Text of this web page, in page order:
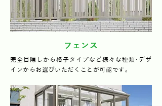
フェンス
完全目隠しから格子タイプなど様々な種類･デザ
インからお選びいただくことが可能です。